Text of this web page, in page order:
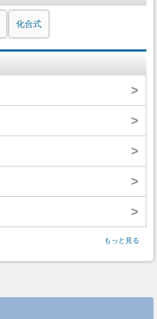
化合式
>
>
>
>
>
もっと見る